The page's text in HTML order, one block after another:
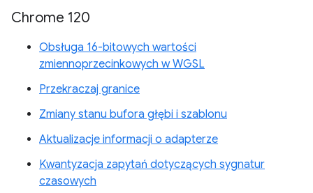
Chrome 120
Obsługa 16-bitowych wartości
zmiennoprzecinkowych w WGSL
Przekraczaj granice
Zmiany stanu bufora głębi i szablonu
Aktualizacje informacji o adapterze
Kwantyzacja zapytań dotyczących sygnatur
czasowych